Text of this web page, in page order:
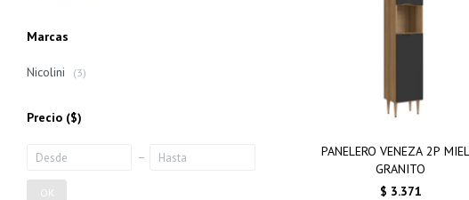
PANELERO VENEZA 2P
GRANITO
$ 3.371
Marcas
Nicolini (3)
Precio ($)
OK